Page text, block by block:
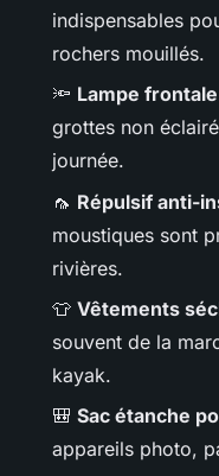
indispensables
rochers mouillés.
🔦 Lampe
grottes non
journée.
🦟 Répulsif anti-
moustiques sont
rivières.
👕 Vêtements
souvent de la
kayak.
🎒 Sac étanche
appareils photo,